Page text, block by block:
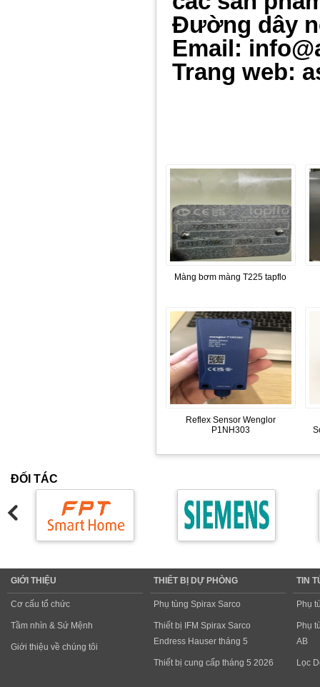
Đường dây
Email:
Trang web:
Màng bơm màng T225 tapflo
Reflex Sensor Wenglor
P1NH303
ĐỐI TÁC
GIỚI THIỆU
Cơ cấu tổ chức
Tầm nhìn & Sứ Mệnh
Giới thiệu về chúng tôi
THIẾT BỊ DỰ PHÒNG
Phụ tùng Spirax Sarco
Thiết bị IFM Spirax Sarco
Endress Hauser tháng 5
Thiết bị cung cấp tháng 5 2026
TIN
Phụ
Phụ
AB
Lọc